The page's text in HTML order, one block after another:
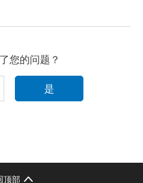
您的问题？
是
顶部